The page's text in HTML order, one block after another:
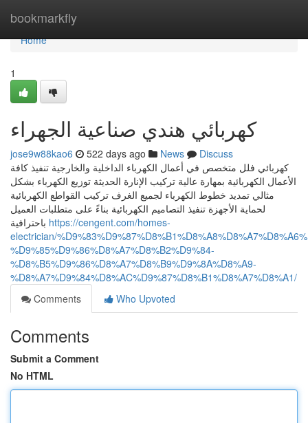
bookmarkfly
Home
Home
1
كهربائي هندي صناعية الجهراء
jose9w88kao6 522 days ago News
Discuss
كهربائي فلل متخصص في أعمال الكهرباء الداخلية والخارجية تنفيذ كافة
الأعمال الكهربائية بمهارة عالية تركيب الإنارة الحديثة توزيع الكهرباء بشكل
مثالي تمديد خطوط الكهرباء لجميع الغرف تركيب القواطع الكهربائية
لحماية الأجهزة تنفيذ التصاميم الكهربائية بناءً على متطلبات العميل
https://cengent.com/homes-
electrician/
%D9%85%D9%86%D8%A7%D8%B2%D9%84-
%D8%B5%D9%86%D8%A7%D8%B9%D9%8A%D8%A9-
%D8%A7%D9%84%D8%AC%D9%87%D8%B1%D8%A7%D8%A1/
Comments
Who Upvoted
Comments
Submit a Comment
No HTML